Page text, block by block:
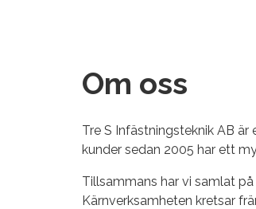
Om oss
Tre S Infästningsteknik AB
kunder sedan 2005 har ett
Tillsammans har vi samlat
Kärnverksamheten kretsar